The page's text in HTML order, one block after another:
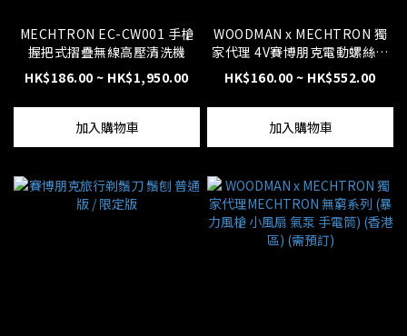
MECHTRON EC-CW001 手槍
握把式摺疊無線高壓清洗機
HK$186.00 ~ HK$1,950.00
加入購物車
WOODMAN x MECHTRON 獨
家代理 4V賽博朋克電動螺絲刀
系列
HK$160.00 ~ HK$552.00
加入購物車